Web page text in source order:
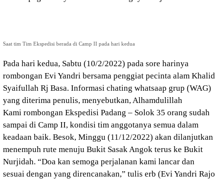
Saat tim Tim Ekspedisi berada di Camp II pada hari kedua
Pada hari kedua, Sabtu (10/2/2022) pada sore harinya
rombongan Evi Yandri bersama penggiat pecinta alam Khalid
Syaifullah Rj Basa. Informasi chating whatsaap grup (WAG)
yang diterima penulis, menyebutkan, Alhamdulillah
Kami rombongan Ekspedisi Padang – Solok 35 orang sudah
sampai di Camp II, kondisi tim anggotanya semua dalam
keadaan baik. Besok, Minggu (11/12/2022) akan dilanjutkan
menempuh rute menuju Bukit Sasak Angok terus ke Bukit
Nurjidah. “Doa kan semoga perjalanan kami lancar dan
sesuai dengan yang direncanakan,” tulis erb (Evi Yandri Rajo